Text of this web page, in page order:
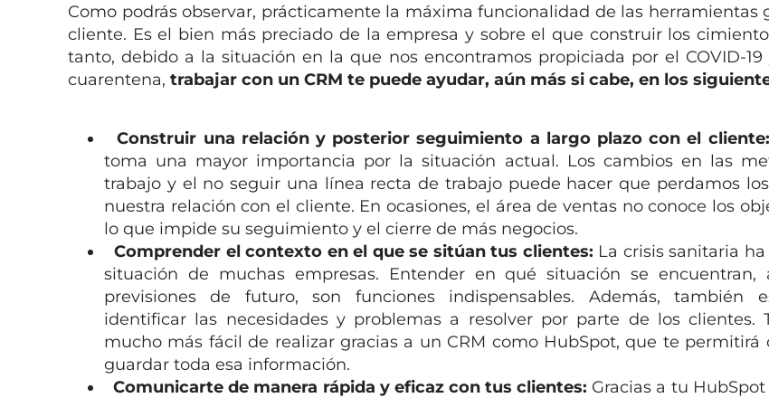
Como podrás observar, prácticamente la máxima funcionalidad de las herramientas
cliente. Es el bien más preciado de la empresa y sobre el que construir los
tanto, debido a la situación en la que nos encontramos propiciada por el COVID-
cuarentena, trabajar con un CRM te puede ayudar, aún más si cabe, en los
Construir una relación y posterior seguimiento a largo plazo con el cliente:
toma una mayor importancia por la situación actual. Los cambios en las
trabajo y el no seguir una línea recta de trabajo puede hacer que perdamos
nuestra relación con el cliente. En ocasiones, el área de ventas no conoce los
lo que impide su seguimiento y el cierre de más negocios.
Comprender el contexto en el que se sitúan tus clientes: La crisis sanitaria
situación de muchas empresas. Entender en qué situación se encuentran,
previsiones de futuro, son funciones indispensables. Además, también
identificar las necesidades y problemas a resolver por parte de los clientes.
mucho más fácil de realizar gracias a un CRM como HubSpot, que te permitirá
guardar toda esa información.
Comunicarte de manera rápida y eficaz con tus clientes: Gracias a tu